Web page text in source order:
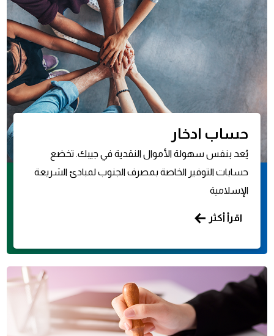
حساب ادخار
يُعد بنفس سهولة الأموال النقدية في جيبك. تخضع
حسابات التوفير الخاصة بمصرف الجنوب لمبادئ الشريعة
الإسلامية
اقرأ أكثر